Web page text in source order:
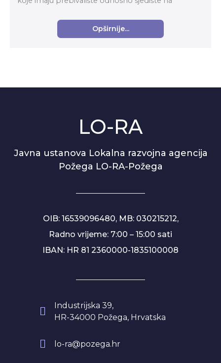
Opširnije...
LO-RA
Javna ustanova Lokalna razvojna agencija
Požega LO-RA-Požega
OIB: 16539096480, MB: 030215212,
Radno vrijeme: 7:00 – 15:00 sati
IBAN: HR 81 2360000-1835100008
Industrijska 39,
HR-34000 Požega, Hrvatska
lo-ra@pozega.hr